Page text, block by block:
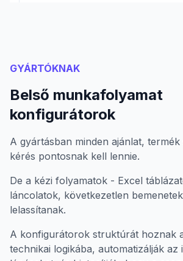
GYÁRTÓKNAK
Belső munkafolyamat
konfigurátorok
A gyártásban minden ajánlat,
kérés pontosnak kell lennie.
De a kézi folyamatok - Excel
láncolatok, következetlen
lelassítanak.
A konfigurátorok struktúrát hoznak
technikai logikába, automatizálják az